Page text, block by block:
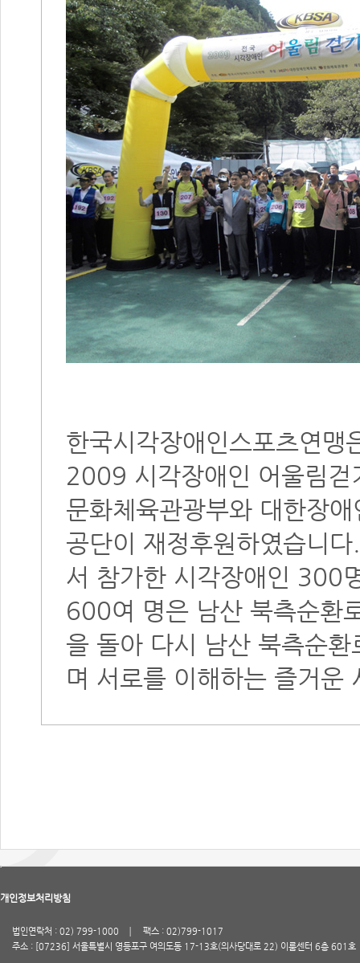
한국시각장애인스포츠연
2009 시각장애인 어울림걷
문화체육관광부와 대한장
공단이 재정후원하였습니
서 참가한 시각장애인 300
600여 명은 남산 북측순환
을 돌아 다시 남산 북측순
며 서로를 이해하는 즐거운
개인정보처리방침
법인연락처 : 02) 799-1000
팩스 : 02)799-1017
주소 : [07236] 서울특별시 영등포구 여의도동 17-13호(의사당대로 22) 이룸센터 6층 601호